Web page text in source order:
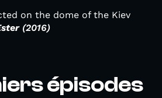
on the dome of the Kiev
(2016)
épisodes